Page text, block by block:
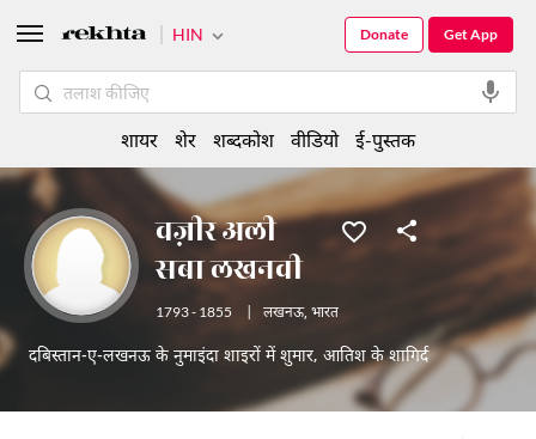
वज़ीर अली
सबा लखनवी
1793 - 1855 लखनऊ, भारत
दबिस्तान-ए-लखनऊ के नुमाइंदा शाइरों में शुमार, आतिश के शागिर्द
HIN Get App
Donate
शायर शेर शब्दकोश वीडियो ई-पुस्तक